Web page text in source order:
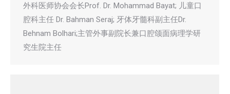
外科医师协会会长Prof. Dr. Mohammad Bayat; 儿童口
腔科主任 Dr. Bahman Seraj; 牙体牙髓科副主任Dr.
Behnam Bolhari;主管外事副院长兼口腔颌面病理学研
究生院主任